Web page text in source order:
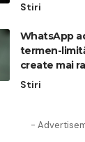
Stiri
WhatsApp
termen-
create mai
Stiri
-